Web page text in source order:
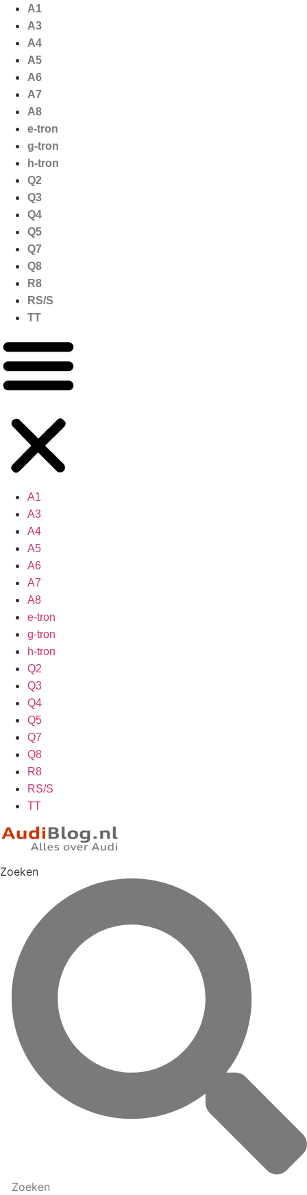
naar
inhoud
A1
A3
A4
A5
A6
A7
A8
e-tron
g-tron
h-tron
Q2
Q3
Q4
Q5
Q7
Q8
R8
RS/S
TT
A1
A3
A4
A5
A6
A7
A8
e-tron
g-tron
h-tron
Q2
Q3
Q4
Q5
Q7
Q8
R8
RS/S
TT
Zoeken
Zoeken